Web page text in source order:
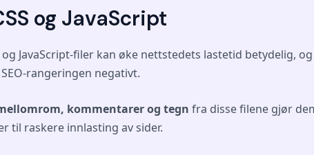
og JavaScript
og JavaScript-filer kan øke nettstedets lastetid betydelig,
rangeringen negativt.
kommentarer og tegn fra disse filene gjør
til raskere innlasting av sider.